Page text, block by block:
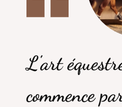
L'art
commence